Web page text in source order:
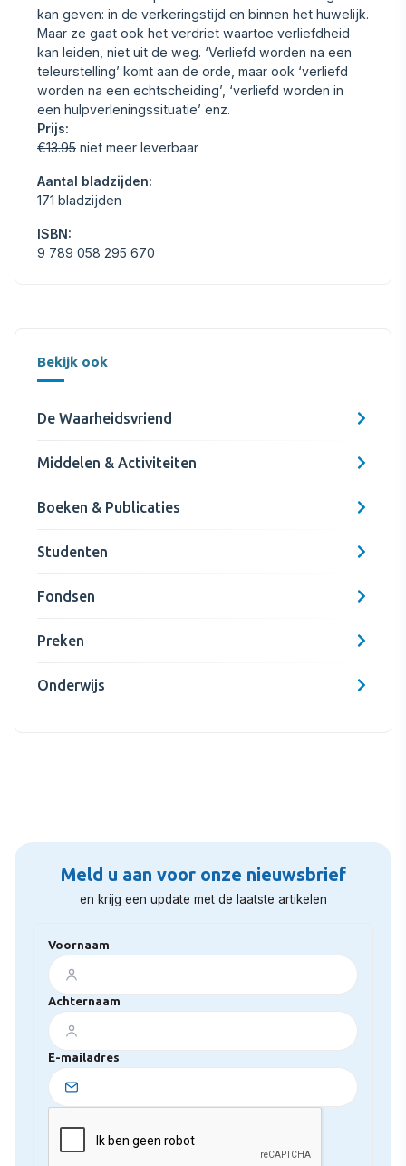
kan geven: in de verkeringstijd en binnen het huwelijk.
Maar ze gaat ook het verdriet waartoe verliefdheid
kan leiden, niet uit de weg. ‘Verliefd worden na een
teleurstelling’ komt aan de orde, maar ook ‘verliefd
worden na een echtscheiding’, ‘verliefd worden in
een hulpverleningssituatie’ enz.
Prijs:
€13.95 niet meer leverbaar
Aantal bladzijden:
171 bladzijden
ISBN:
9 789 058 295 670
Bekijk ook
De Waarheidsvriend
Middelen & Activiteiten
Boeken & Publicaties
Studenten
Fondsen
Preken
Onderwijs
Meld u aan voor onze nieuwsbrief
en krijg een update met de laatste artikelen
Voornaam
Achternaam
E-mailadres